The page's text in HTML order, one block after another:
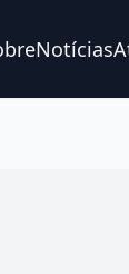
Notícias